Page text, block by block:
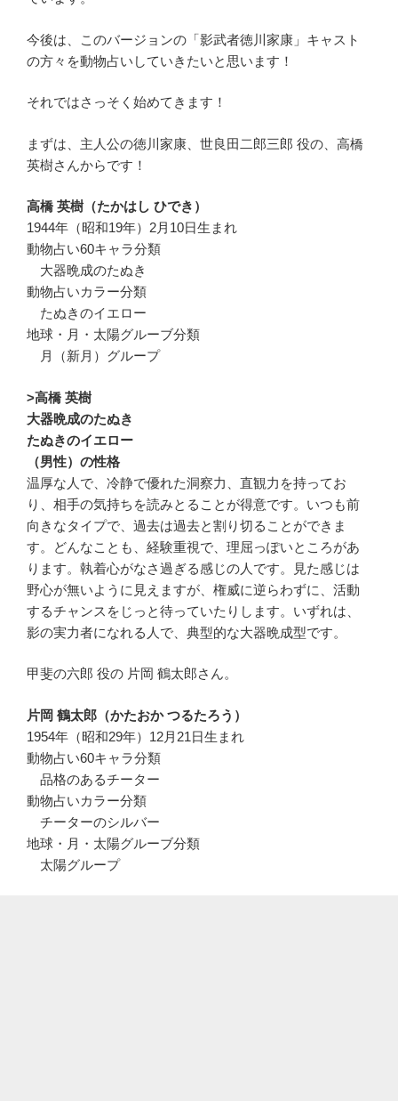
今後は、このバージョンの「影武者徳川家康」キャスト
の方々を動物占いしていきたいと思います！
それではさっそく始めてきます！
まずは、主人公の徳川家康、世良田二郎三郎 役の、高橋
英樹さんからです！
高橋 英樹（たかはし ひでき）
1944年（昭和19年）2月10日生まれ
動物占い60キャラ分類
大器晩成のたぬき
動物占いカラー分類
たぬきのイエロー
地球・月・太陽グルーブ分類
月（新月）グループ
>高橋 英樹
大器晩成のたぬき
たぬきのイエロー
（男性）の性格
温厚な人で、冷静で優れた洞察力、直観力を持ってお
り、相手の気持ちを読みとることが得意です。いつも前
向きなタイプで、過去は過去と割り切ることができま
す。どんなことも、経験重視で、理屈っぽいところがあ
ります。執着心がなさ過ぎる感じの人です。見た感じは
野心が無いように見えますが、権威に逆らわずに、活動
するチャンスをじっと待っていたりします。いずれは、
影の実力者になれる人で、典型的な大器晩成型です。
甲斐の六郎 役の 片岡 鶴太郎さん。
片岡 鶴太郎（かたおか つるたろう）
1954年（昭和29年）12月21日生まれ
動物占い60キャラ分類
品格のあるチーター
動物占いカラー分類
チーターのシルバー
地球・月・太陽グルーブ分類
太陽グループ